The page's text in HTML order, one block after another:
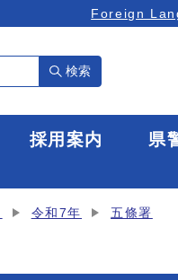
Foreign
検索
採用案内 県
令和7年 五條署